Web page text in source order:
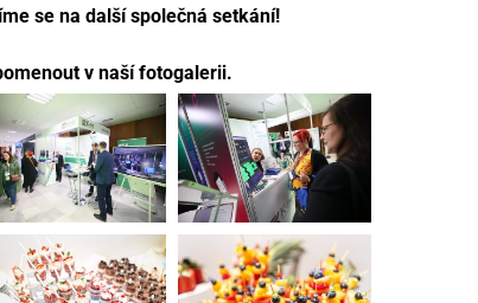
se na další společná setkání!
v naší fotogalerii.